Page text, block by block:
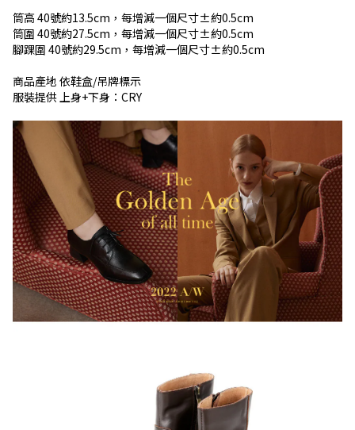
筒高 40號約13.5cm，每增減一個尺寸±約0.5cm
筒圍 40號約27.5cm，每增減一個尺寸±約0.5cm
腳踝圍 40號約29.5cm，每增減一個尺寸±約0.5cm
商品產地 依鞋盒/吊牌標示
服裝提供 上身+下身：CRY